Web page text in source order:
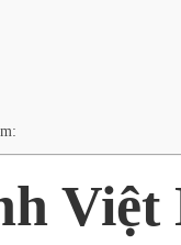
Việt